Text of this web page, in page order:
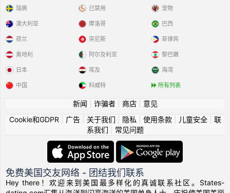
瑞典 已禁用 宠物
澳大利亚
荷兰
奥地利
日本
中国
摩洛哥
突尼斯
阿尔及利亚
埃及
科威特
巴西
菲律宾
黎巴嫩
海湾
所有列表
新闻 诈骗者| 商店| 意见
Cookie和GDPR
广告| 关于我们 隐私 使用条款| 儿童安全| 联
系我们
常见问题
免费美国交友网络 - 团结我们联系
Hey there！欢迎来到美国最多样化的真诚联系社区。States-